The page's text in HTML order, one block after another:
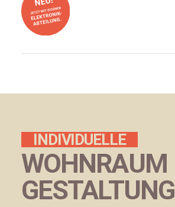
INDIVIDUELLE
WOHNRAUM
GESTALTUNG